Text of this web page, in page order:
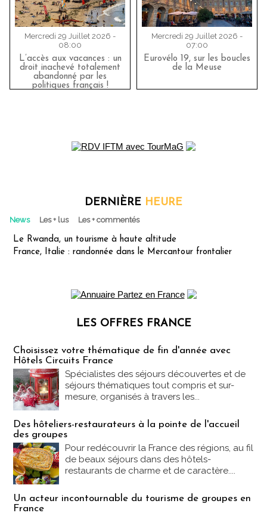
Mercredi 29 Juillet 2026 -
08:00
L’accès aux vacances : un
droit inachevé totalement
abandonné par les
politiques français !
Mercredi 29 Juillet 2026 -
07:00
Eurovélo 19, sur les boucles
de la Meuse
DERNIÈRE HEURE
News Les + lus Les + commentés
Le Rwanda, un tourisme à haute altitude
France, Italie : randonnée dans le Mercantour frontalier
LES OFFRES FRANCE
Choisissez votre thématique de fin d'année avec
Hôtels Circuits France
Spécialistes des séjours découvertes et de
séjours thématiques tout compris et sur-
mesure, organisés à travers les...
Des hôteliers-restaurateurs à la pointe de l'accueil
des groupes
Pour redécouvrir la France des régions, au fil
de beaux séjours dans des hôtels-
restaurants de charme et de caractère....
Un acteur incontournable du tourisme de groupes en
France